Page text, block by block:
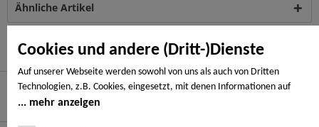
Cookies und andere (Dritt-)Dienste
Auf unserer Webseite werden sowohl von uns als auch von Dritten
Technologien, z.B. Cookies, eingesetzt, mit denen Informationen auf
Ihrem Endgerät gespeichert und/oder von Ihrem Endgerät abgerufen
mehr anzeigen
Ähnliche Artikel
Kunden haben sich ebenfalls angesehen
Hier finden Sie uns